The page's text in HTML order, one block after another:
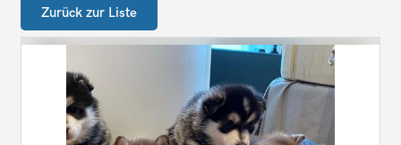
Zurück zur Liste